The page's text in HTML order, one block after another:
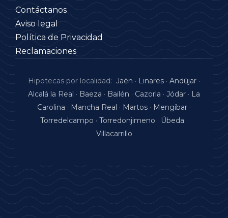
Contáctanos
Aviso legal
Política de Privacidad
Reclamaciones
Hipotecas por localidad: Jaén · Linares · Andújar ·
Alcalá la Real · Baeza · Bailén · Cazorla · Jódar · La
Carolina · Mancha Real · Martos · Mengíbar ·
Torredelcampo · Torredonjimeno · Úbeda ·
Villacarrillo